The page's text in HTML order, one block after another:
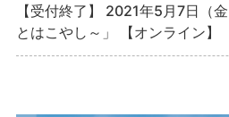
【受付終了】 2021年5月7日（
とはこやし～」 【オンライン】